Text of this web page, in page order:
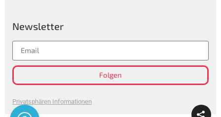
Newsletter
Folgen
Privatsphären Informationen